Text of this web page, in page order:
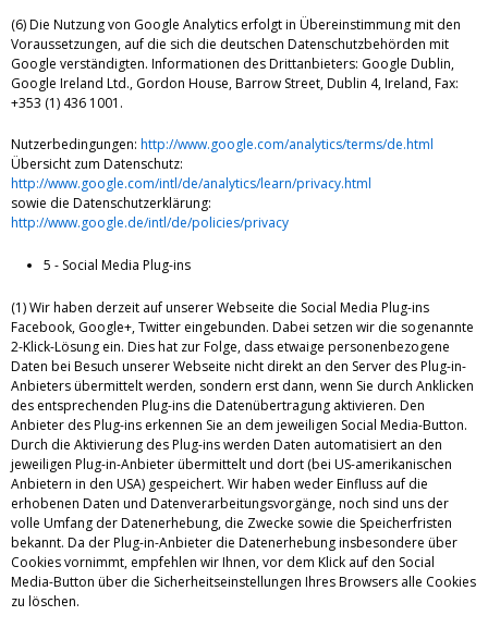
(6) Die Nutzung von Google Analytics erfolgt in Übereinstimmung mit den
Voraussetzungen, auf die sich die deutschen Datenschutzbehörden mit
Google verständigten. Informationen des Drittanbieters: Google Dublin,
Google Ireland Ltd., Gordon House, Barrow Street, Dublin 4, Ireland, Fax:
+353 (1) 436 1001.
Nutzerbedingungen: http://www.google.com/analytics/terms/de.html
Übersicht zum Datenschutz:
http://www.google.com/intl/de/analytics/learn/privacy.html
sowie die Datenschutzerklärung:
http://www.google.de/intl/de/policies/privacy
5 - Social Media Plug-ins
(1) Wir haben derzeit auf unserer Webseite die Social Media Plug-ins
Facebook, Google+, Twitter eingebunden. Dabei setzen wir die sogenannte
2-Klick-Lösung ein. Dies hat zur Folge, dass etwaige personenbezogene
Daten bei Besuch unserer Webseite nicht direkt an den Server des Plug-in-
Anbieters übermittelt werden, sondern erst dann, wenn Sie durch Anklicken
des entsprechenden Plug-ins die Datenübertragung aktivieren. Den
Anbieter des Plug-ins erkennen Sie an dem jeweiligen Social Media-Button.
Durch die Aktivierung des Plug-ins werden Daten automatisiert an den
jeweiligen Plug-in-Anbieter übermittelt und dort (bei US-amerikanischen
Anbietern in den USA) gespeichert. Wir haben weder Einfluss auf die
erhobenen Daten und Datenverarbeitungsvorgänge, noch sind uns der
volle Umfang der Datenerhebung, die Zwecke sowie die Speicherfristen
bekannt. Da der Plug-in-Anbieter die Datenerhebung insbesondere über
Cookies vornimmt, empfehlen wir Ihnen, vor dem Klick auf den Social
Media-Button über die Sicherheitseinstellungen Ihres Browsers alle Cookies
zu löschen.